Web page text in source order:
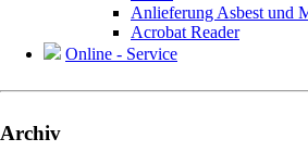
Anlieferung Asbest und
Acrobat Reader
Online - Service
Archiv